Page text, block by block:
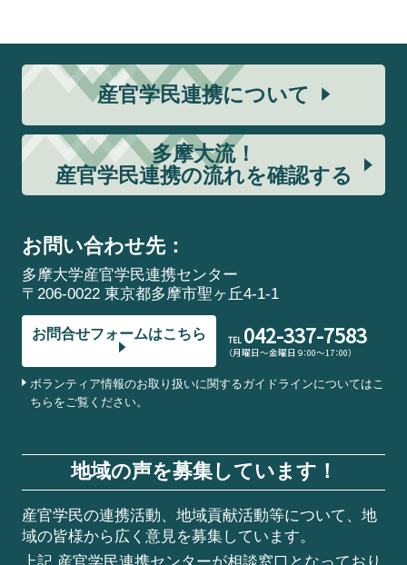
産官学民連携について
多摩大流！
産官学民連携の流れを確認する
お問い合わせ先：
多摩大学産官学民連携センター
〒206-0022 東京都多摩市聖ヶ丘4-1-1
お問合せフォームはこちら TEL 042-337-7583
（月曜日～金曜日 9：00～17：00）
ボランティア情報のお取り扱いに関するガイドラインについてはこ
ちらをご覧ください。
地域の声を募集しています！
産官学民の連携活動、地域貢献活動等について、地
域の皆様から広く意見を募集しています。